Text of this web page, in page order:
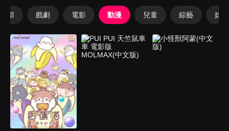
全部 戲劇 電影 動漫 兒童 綜藝 娛樂